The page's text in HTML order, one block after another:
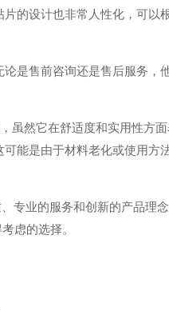
的设计也非常人性化，可
是售前咨询还是售后服务，
虽然它在舒适度和实用性方
能是由于材料老化或使用
业的服务和创新的产品理
虑的选择。